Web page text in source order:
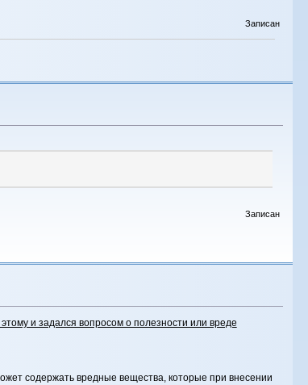
Записан
Записан
и задался вопросом о полезности или вреде
содержать вредные вещества, которые при внесении